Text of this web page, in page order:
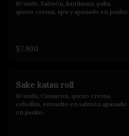
10 unds, Salmón, kanikama, palta,
queso crema, spicy apanado en panko.
$7.900
Sake katsu roll
10 unds, Camaron, queso crema,
cebollin, envuelto en salmón apanado
en panko.